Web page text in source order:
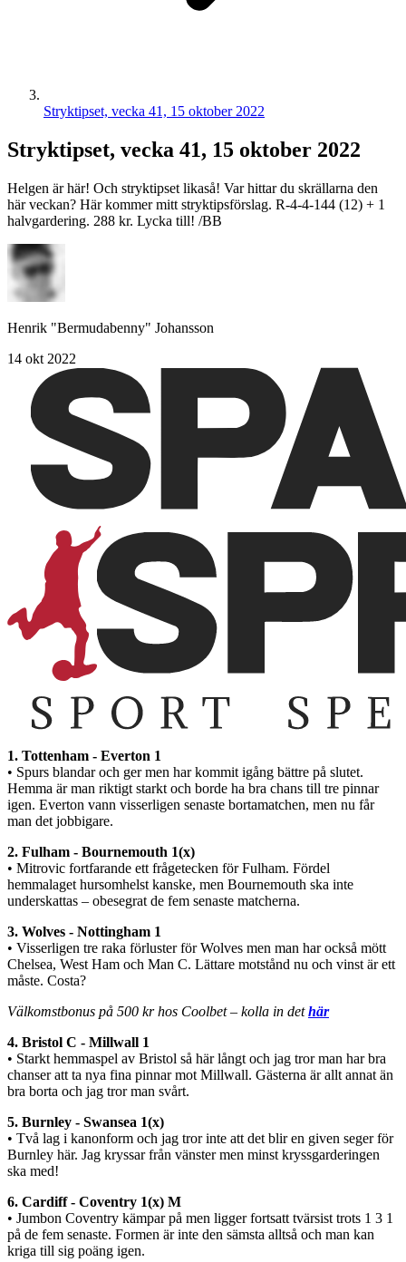
Stryktipset, vecka 41, 15 oktober 2022
Stryktipset, vecka 41, 15 oktober 2022
Helgen är här! Och stryktipset likaså! Var hittar du skrällarna den
här veckan? Här kommer mitt stryktipsförslag. R-4-4-144 (12) + 1
halvgardering. 288 kr. Lycka till! /BB
Henrik "Bermudabenny" Johansson
14 okt 2022
1. Tottenham - Everton 1
• Spurs blandar och ger men har kommit igång bättre på slutet.
Hemma är man riktigt starkt och borde ha bra chans till tre pinnar
igen. Everton vann visserligen senaste bortamatchen, men nu får
man det jobbigare.
2. Fulham - Bournemouth 1(x)
• Mitrovic fortfarande ett frågetecken för Fulham. Fördel
hemmalaget hursomhelst kanske, men Bournemouth ska inte
underskattas – obesegrat de fem senaste matcherna.
3. Wolves - Nottingham 1
• Visserligen tre raka förluster för Wolves men man har också mött
Chelsea, West Ham och Man C. Lättare motstånd nu och vinst är ett
måste. Costa?
Välkomstbonus på 500 kr hos Coolbet – kolla in dethär
4. Bristol C - Millwall 1
• Starkt hemmaspel av Bristol så här långt och jag tror man har bra
chanser att ta nya fina pinnar mot Millwall. Gästerna är allt annat än
bra borta och jag tror man svårt.
5. Burnley - Swansea 1(x)
• Två lag i kanonform och jag tror inte att det blir en given seger för
Burnley här. Jag kryssar från vänster men minst kryssgarderingen
ska med!
6. Cardiff - Coventry 1(x) M
• Jumbon Coventry kämpar på men ligger fortsatt tvärsist trots 1 3 1
på de fem senaste. Formen är inte den sämsta alltså och man kan
kriga till sig poäng igen.